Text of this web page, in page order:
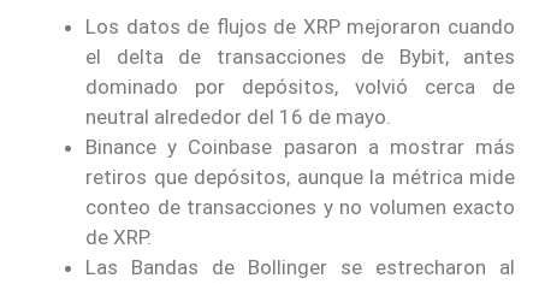
Los datos de flujos de XRP mejoraron cuando
el delta de transacciones de Bybit, antes
dominado por depósitos, volvió cerca de
neutral alrededor del 16 de mayo.
Binance y Coinbase pasaron a mostrar más
retiros que depósitos, aunque la métrica mide
conteo de transacciones y no volumen exacto
de XRP.
Las Bandas de Bollinger se estrecharon al